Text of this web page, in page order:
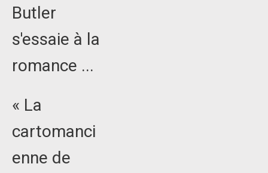
Butler
s'essaie à la
romance ...
« La
cartomanci
enne de